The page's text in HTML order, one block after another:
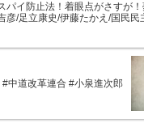
パイ防止法！着眼点がさすが
/足立康史/伊藤たかえ/国民民
中道改革連合 #小泉進次郎